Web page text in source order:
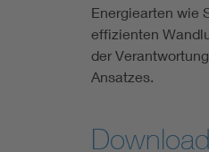
Energiearten wie
effizienten
der
Ansatzes.